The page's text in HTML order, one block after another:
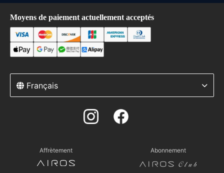
Moyens de paiement actuellement acceptés
Français
Affrètement Abonnement